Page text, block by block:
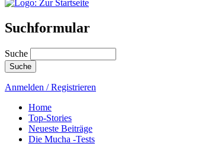
Suchformular
Suche
Anmelden / Registrieren
Home
Top-Stories
Neueste Beiträge
Die Mucha -Tests